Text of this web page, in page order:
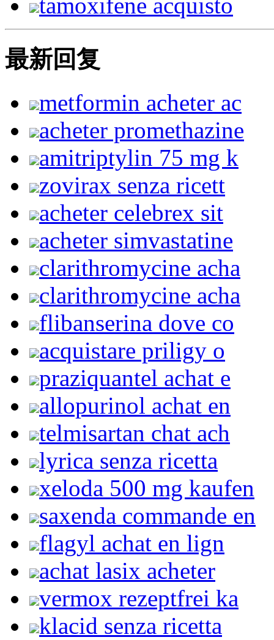
最新回复
metformin acheter ac
acheter promethazine
amitriptylin 75 mg k
zovirax senza ricett
acheter celebrex sit
acheter simvastatine
clarithromycine acha
clarithromycine acha
flibanserina dove co
acquistare priligy o
praziquantel achat e
allopurinol achat en
telmisartan chat ach
lyrica senza ricetta
xeloda 500 mg kaufen
saxenda commande en
flagyl achat en lign
achat lasix acheter
vermox rezeptfrei ka
klacid senza ricetta